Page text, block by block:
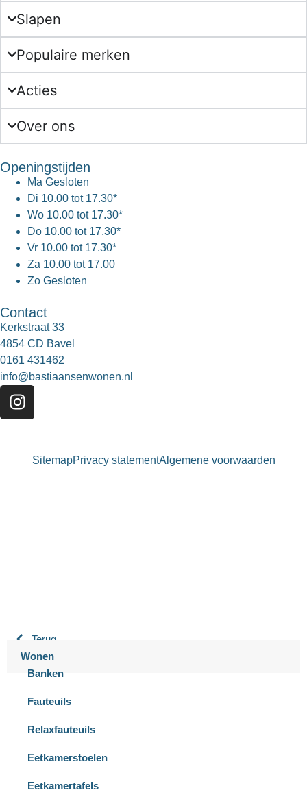
Slapen
Populaire merken
Acties
Over ons
Openingstijden
Ma Gesloten
Di 10.00 tot 17.30*
Wo 10.00 tot 17.30*
Do 10.00 tot 17.30*
Vr 10.00 tot 17.30*
Za 10.00 tot 17.00
Zo Gesloten
Contact
Kerkstraat 33
4854 CD Bavel
0161 431462
info@bastiaansenwonen.nl
SitemapPrivacy statementAlgemene voorwaarden
Terug
Wonen
Banken
Fauteuils
Relaxfauteuils
Eetkamerstoelen
Eetkamertafels